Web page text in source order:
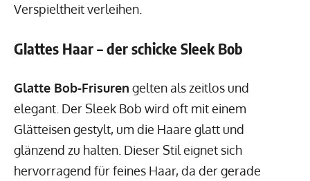
Verspieltheit verleihen.
Glattes Haar – der schicke Sleek Bob
Glatte Bob-Frisuren gelten als zeitlos und
elegant. Der Sleek Bob wird oft mit einem
Glätteisen gestylt, um die Haare glatt und
glänzend zu halten. Dieser Stil eignet sich
hervorragend für feines Haar, da der gerade